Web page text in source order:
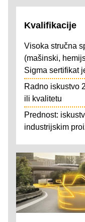
Kvalifikacije
Visoka stručna
(mašinski,
Sigma sertifikat
Radno iskustvo
ili kvalitetu
Prednost:
industrijskim